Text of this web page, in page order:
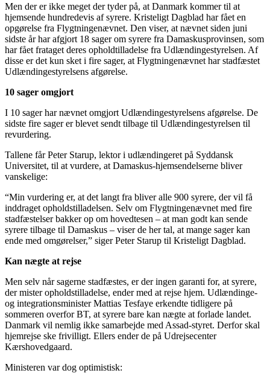
Men der er ikke meget der tyder på, at Danmark kommer til at
hjemsende hundredevis af syrere. Kristeligt Dagblad har fået en
opgørelse fra Flygtningenævnet. Den viser, at nævnet siden juni
sidste år har afgjort 18 sager om syrere fra Damaskusprovinsen, som
har fået frataget deres opholdtilladelse fra Udlændingestyrelsen. Af
disse er det kun sket i fire sager, at Flygtningenævnet har stadfæstet
Udlændingestyrelsens afgørelse.
10 sager omgjort
I 10 sager har nævnet omgjort Udlændingestyrelsens afgørelse. De
sidste fire sager er blevet sendt tilbage til Udlændingestyrelsen til
revurdering.
Tallene får Peter Starup, lektor i udlændingeret på Syddansk
Universitet, til at vurdere, at Damaskus-hjemsendelserne bliver
vanskelige:
“Min vurdering er, at det langt fra bliver alle 900 syrere, der vil få
inddraget opholdstilladelsen. Selv om Flygtningenævnet med fire
stadfæstelser bakker op om hovedtesen – at man godt kan sende
syrere tilbage til Damaskus – viser de her tal, at mange sager kan
ende med omgørelser,” siger Peter Starup til Kristeligt Dagblad.
Kan nægte at rejse
Men selv når sagerne stadfæstes, er der ingen garanti for, at syrere,
der mister opholdstilladelse, ender med at rejse hjem. Udlændinge-
og integrationsminister Mattias Tesfaye erkendte tidligere på
sommeren overfor BT, at syrere bare kan nægte at forlade landet.
Danmark vil nemlig ikke samarbejde med Assad-styret. Derfor skal
hjemrejse ske frivilligt. Ellers ender de på Udrejsecenter
Kærshovedgaard.
Ministeren var dog optimistisk: